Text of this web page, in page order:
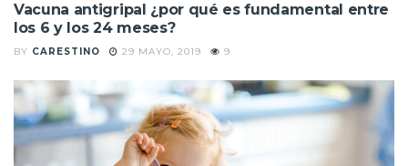
Vacuna antigripal ¿por qué es fundamental entre
los 6 y los 24 meses?
BY CARESTINO 29 MAYO, 2019 9